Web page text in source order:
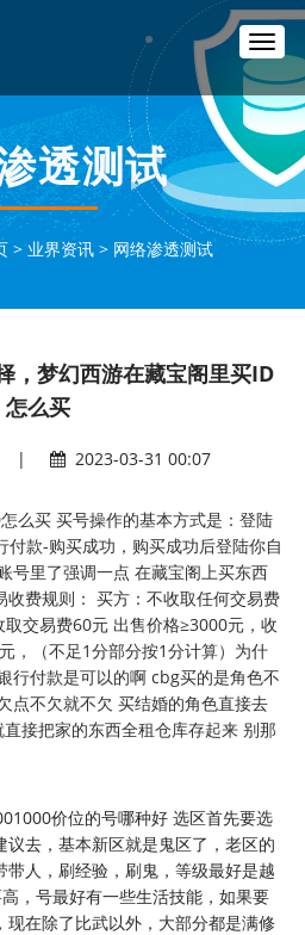
T
o
g
g
l
e
a
v
a
o
透测试
>业界资讯> 网络渗透测试
，梦幻西游在藏宝阁里买ID
怎么买
| 2023-03-31 00:07
么买 买号操作的基本方式是：登陆
款-购买成功，购买成功后登陆你自
号里了强调一点 在藏宝阁上买东西
费规则： 买方：不收取任何交易费
交易费60元 出售价格≥3000元，收
，（不足1分部分按1分计算）为什
行付款是可以的啊 cbg买的是角色不
点不欠就不欠 买结婚的角色直接去
接把家的东西全租仓库存起来 别那
价位的号哪种好 选区首先要选
去，基本新区就是鬼区了，老区的
人，刷经验，刷鬼，等级最好是越
，号最好有一些生活技能，如果要
在除了比武以外，大部分都是满修